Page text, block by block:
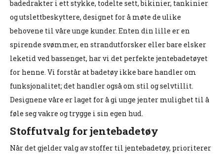
badedrakter i ett stykke, todelte sett, bikinier, tankinier
og utslettbeskyttere, designet for å møte de ulike
behovene til våre unge kunder. Enten din lille er en
spirende svømmer, en strandutforsker eller bare elsker
leketid ved bassenget, har vi det perfekte jentebadetøyet
for henne. Vi forstår at badetøy ikke bare handler om
funksjonalitet; det handler også om stil og selvtillit.
Designene våre er laget for å gi unge jenter mulighet til å
føle seg vakre og trygge i sin egen hud.
Stoffutvalg for jentebadetøy
Når det gjelder valg av stoffer til jentebadetøy, prioriterer